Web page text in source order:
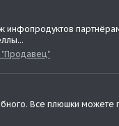
инфопродуктов
"Продавец"
Все плюшки можете